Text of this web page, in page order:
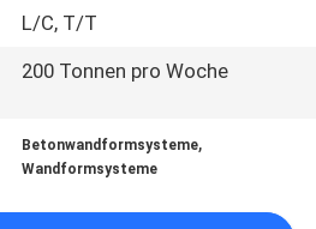
L/C, T/T
200 Tonnen pro Woche
Betonwandformsysteme,
Wandformsysteme